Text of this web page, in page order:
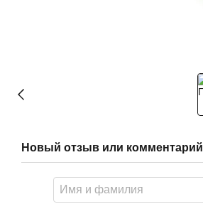
Новый отзыв или комментарий